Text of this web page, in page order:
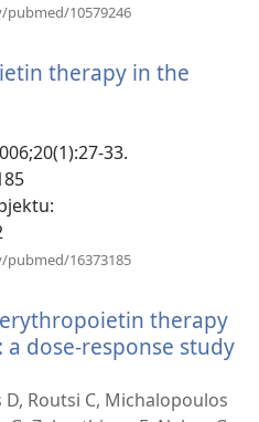
10579246
therapy in the
33.
‎:
16373185
therapy
dose-response study
Routsi C, Michalopoulos